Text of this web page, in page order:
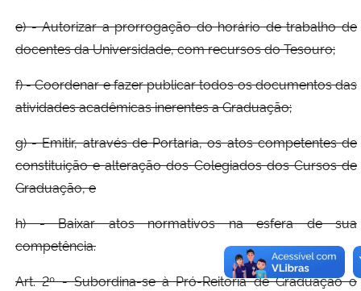
e) - Autorizar a prorrogação do horário de trabalho de
docentes da Universidade, com recursos do Tesouro;
f) - Coordenar e fazer publicar todos os documentos das
atividades acadêmicas inerentes a Graduação;
g) - Emitir, através de Portaria, os atos competentes de
constituição e alteração dos Colegiados dos Cursos de
Graduação, e
h) - Baixar atos normativos na esfera de sua
competência.
Art. 2º - Subordina-se à Pró-Reitoria de Graduação o